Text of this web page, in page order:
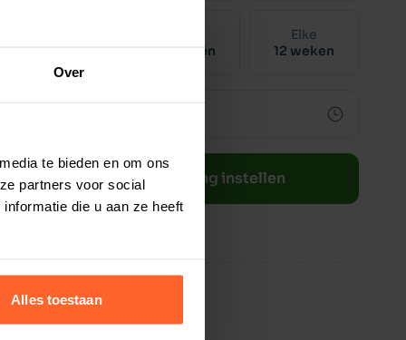
Over
te bieden en om ons
partners voor social
die u aan ze heeft
Alles toestaan
10 weken
Elke
12 weken
Bestelherinnering instellen